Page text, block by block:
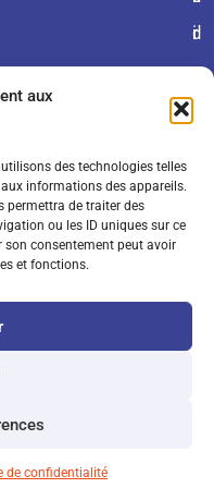
aux
des technologies telles
informations des appareils.
permettra de traiter des
ou les ID uniques sur ce
son consentement peut avoir
et fonctions.
de confidentialité
r
a
l
d
e
n
i
e
s